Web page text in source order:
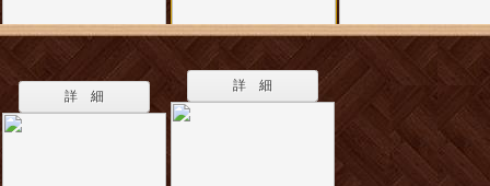
詳 細
詳 細